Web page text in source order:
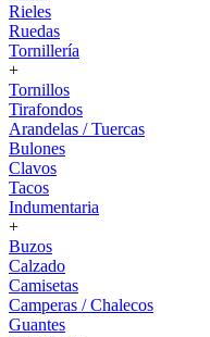
Rieles
Ruedas
Tornillería
+
Tornillos
Tirafondos
Arandelas / Tuercas
Bulones
Clavos
Tacos
Indumentaria
+
Buzos
Calzado
Camisetas
Camperas / Chalecos
Guantes